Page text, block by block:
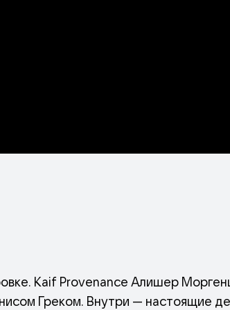
Kaif Provenance Алишер
Греком. Внутри — настоящие